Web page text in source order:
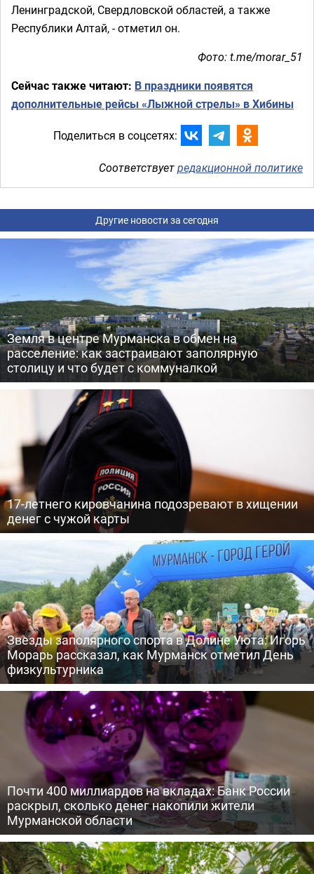
Ленинградской, Свердловской областей, а также
Республики Алтай, - отметил он.
Фото:t.me/morar_51
Сейчас также читают: В праздники появятся
дополнительные рейсы «Лыжной стрелы» в Хибины
Поделиться в соцсетях:
Соответствуетредакционной политике
Другие новости за сегодня
Земля в центре Мурманска в обмен на
расселение: как застраивают заполярную
столицу и что будет с коммуналкой
17-летнего кировчанина подозревают в хищении
денег с чужой карты
Звезды заполярного спорта в Долине Уюта: Игорь
Морарь рассказал, как Мурманск отметил День
физкультурника
Почти 400 миллиардов на вкладах: Банк России
раскрыл, сколько денег накопили жители
Мурманской области